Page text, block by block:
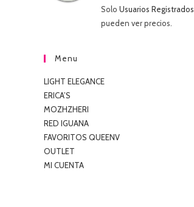
Valorado
5.00
5
Solo Usuarios Registrados
pueden ver precios.
Menu
LIGHT ELEGANCE
ERICA’S
MOZHZHERI
RED IGUANA
FAVORITOS QUEENV
OUTLET
MI CUENTA